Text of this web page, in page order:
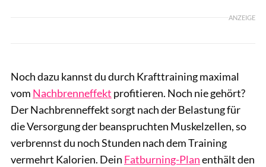
ANZEIGE
Noch dazu kannst du durch Krafttraining maximal
vom Nachbrenneffekt profitieren. Noch nie gehört?
Der Nachbrenneffekt sorgt nach der Belastung für
die Versorgung der beanspruchten Muskelzellen, so
verbrennst du noch Stunden nach dem Training
vermehrt Kalorien. Dein Fatburning-Planenthält den